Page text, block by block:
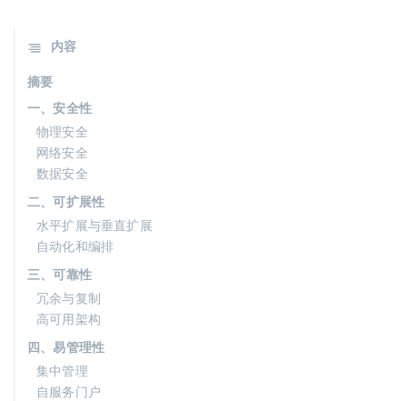
内容
摘要
一、安全性
物理安全
网络安全
数据安全
二、可扩展性
水平扩展与垂直扩展
自动化和编排
三、可靠性
冗余与复制
高可用架构
四、易管理性
集中管理
自服务门户